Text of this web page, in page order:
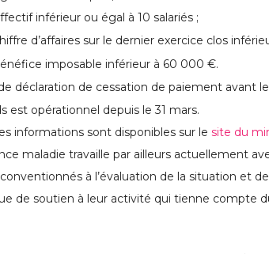
inférieur ou égal à 10 salariés ;
d’affaires sur le dernier exercice clos
imposable inférieur à 60 000 €.
déclaration de cessation de paiement avant
est opérationnel depuis le 31 mars.
informations sont disponibles sur le site du
maladie travaille par ailleurs actuellement
à l’évaluation de la situation et
de soutien à leur activité qui tienne compte